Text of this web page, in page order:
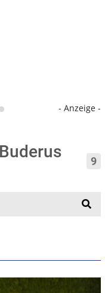
- Anzeige -
9